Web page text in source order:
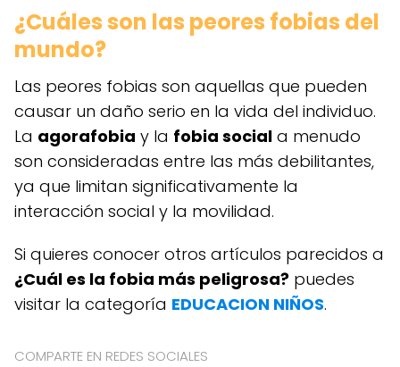
¿Cuáles son las peores fobias del
mundo?
Las peores fobias son aquellas que pueden
causar un daño serio en la vida del individuo.
La agorafobia y la fobia social a menudo
son consideradas entre las más debilitantes,
ya que limitan significativamente la
interacción social y la movilidad.
Si quieres conocer otros artículos parecidos a
¿Cuál es la fobia más peligrosa? puedes
visitar la categoría EDUCACION NIÑOS.
COMPARTE EN REDES SOCIALES